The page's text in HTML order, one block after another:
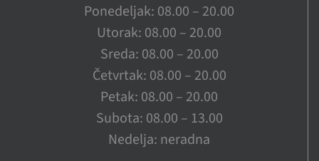
Ponedeljak: 08.00 – 20.00
Utorak: 08.00 – 20.00
Sreda: 08.00 – 20.00
Četvrtak: 08.00 – 20.00
Petak: 08.00 – 20.00
Subota: 08.00 – 13.00
Nedelja: neradna